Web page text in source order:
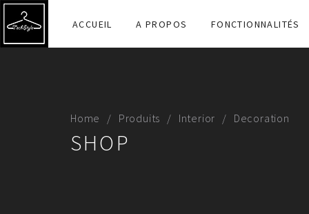
ACCUEIL A PROPOS FONCTIONNALITÉS
Home Produits Interior Decoration
SHOP
A PROPOS
TECHSTYLE est une Solution (Ensemble de